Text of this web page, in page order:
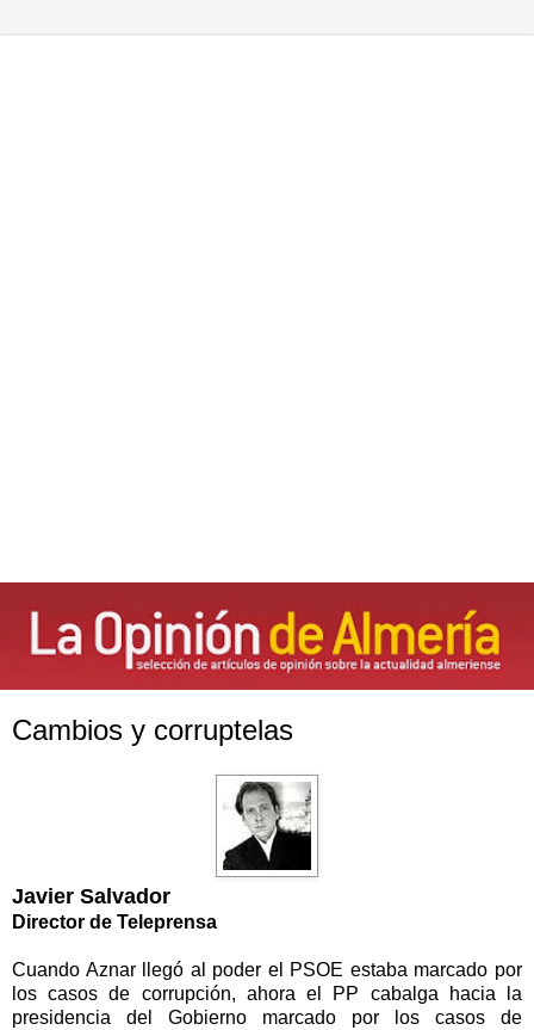
Cambios y corruptelas
Javier Salvador
Director de Teleprensa
Cuando Aznar llegó al poder el PSOE estaba marcado por
los casos de corrupción, ahora el PP cabalga hacia la
presidencia del Gobierno marcado por los casos de